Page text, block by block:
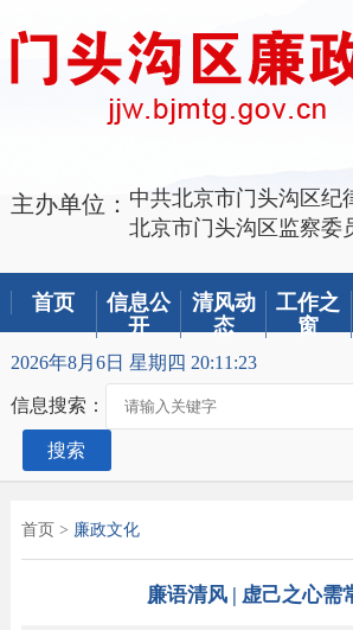
主办单位： 中共北京市门头沟区纪
北京市门头沟区监察委
首页
信息公
开
清风动
态
工作之
窗
2026年8月6日 星期四 20:11:23
信息搜索：
搜索
首页 > 廉政文化
廉语清风 | 虚己之心需